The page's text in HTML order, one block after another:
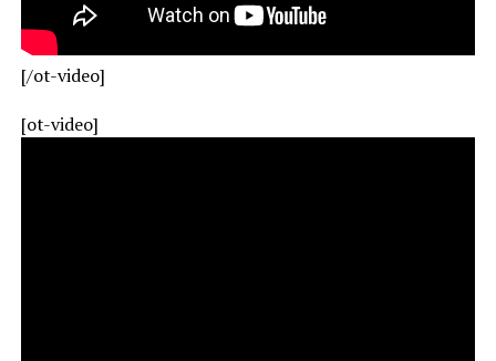
[/ot-video]
[ot-video]